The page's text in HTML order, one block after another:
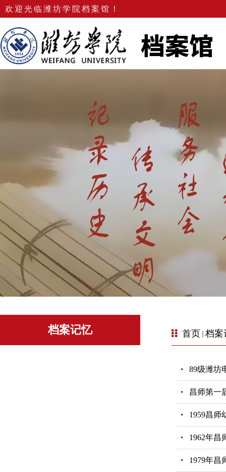
欢迎光临潍坊学院档案馆！
档案记忆 首页 档案
89级潍坊
昌师第一
1959昌师
1962年昌
1979年昌